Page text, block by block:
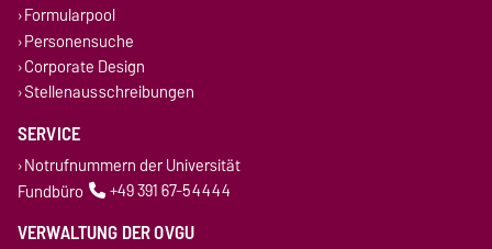
Formularpool
Personensuche
Corporate Design
Stellenausschreibungen
SERVICE
Notrufnummern der Universität
Fundbüro
+49 391 67-54444
VERWALTUNG DER OVGU